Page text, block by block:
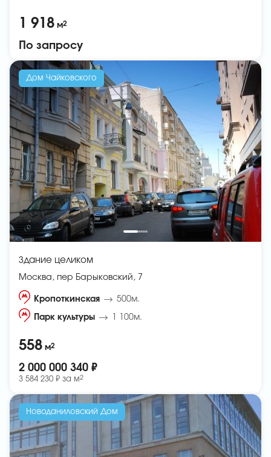
1 918 м2
По запросу
Дом Чайковского
Здание целиком
Москва, пер Барыковский, 7
Кропоткинская 500м.
Парк культуры 1 100м.
558 м2
2 000 000 340 ₽
3 584 230 ₽ за м2
Новоданиловский Дом